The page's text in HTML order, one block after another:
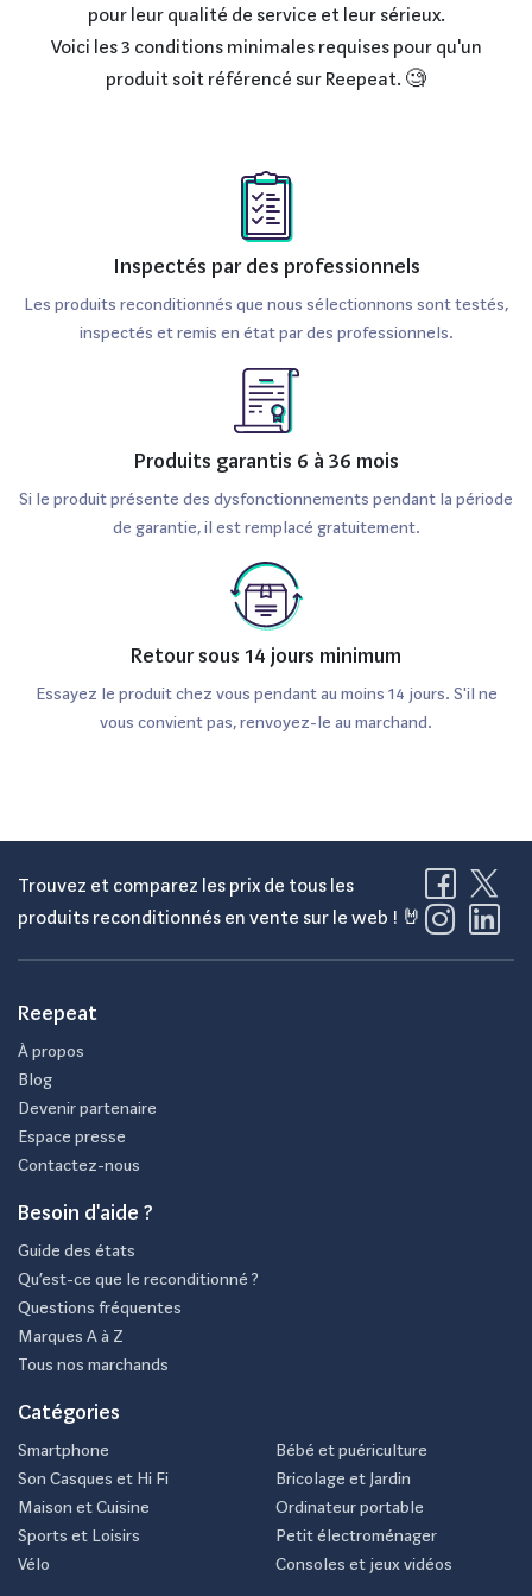
chargeNonEclairage intégréOuiPériode de disponibilité des pièces
détachées après le dernier achat de la dernière unité vendue (en
années)5Produit emballé : hauteur (en cm)19.4Produit emballé :
largeur (en cm)22.7Produit emballé : profondeur (en cm)9Produit
pour leur qualité de service et leur sérieux.
Voici les 3 conditions minimales requises pour qu'un
produit soit référencé sur Reepeat. 🧐
Inspectés par des professionnels
Les produits reconditionnés que nous sélectionnons sont testés,
inspectés et remis en état par des professionnels.
Produits garantis 6 à 36 mois
Si le produit présente des dysfonctionnements pendant la période
de garantie, il est remplacé gratuitement.
Retour sous 14 jours minimum
Essayez le produit chez vous pendant au moins 14 jours. S'il ne
vous convient pas, renvoyez-le au marchand.
Trouvez et comparez les prix de tous les
produits reconditionnés en vente sur le web ! 🤘
Reepeat
À propos
Blog
Devenir partenaire
Espace presse
Contactez-nous
Besoin d'aide ?
Guide des états
Qu’est-ce que le reconditionné ?
Questions fréquentes
Marques A à Z
Tous nos marchands
Catégories
Smartphone
Son Casques et Hi Fi
Maison et Cuisine
Sports et Loisirs
Vélo
Bébé et puériculture
Bricolage et Jardin
Ordinateur portable
Petit électroménager
Consoles et jeux vidéos